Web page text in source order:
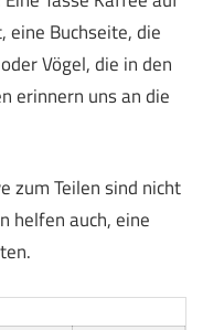
eine Buchseite, die
Vögel, die in den
erinnern uns an die
zum Teilen sind nicht
helfen auch, eine